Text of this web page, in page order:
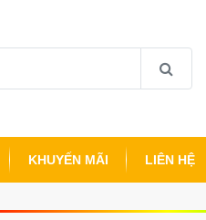
KHUYẾN MÃI LIÊN HỆ